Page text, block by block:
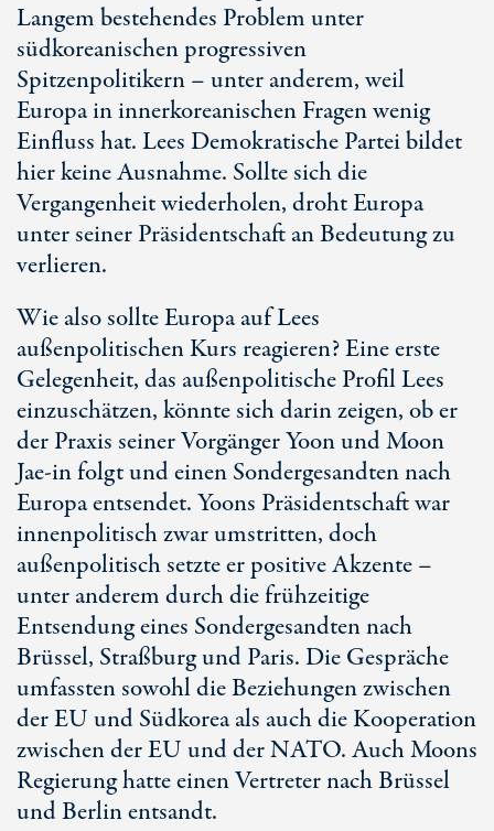
Langem bestehendes Problem unter
südkoreanischen progressiven
Spitzenpolitikern – unter anderem, weil
Europa in innerkoreanischen Fragen wenig
Einfluss hat. Lees Demokratische Partei bildet
hier keine Ausnahme. Sollte sich die
Vergangenheit wiederholen, droht Europa
unter seiner Präsidentschaft an Bedeutung zu
verlieren.
Wie also sollte Europa auf Lees
außenpolitischen Kurs reagieren? Eine erste
Gelegenheit, das außenpolitische Profil Lees
einzuschätzen, könnte sich darin zeigen, ob er
der Praxis seiner Vorgänger Yoon und Moon
Jae-infolgt und einen Sondergesandten nach
Europa entsendet. Yoons Präsidentschaft war
innenpolitisch zwar umstritten, doch
außenpolitisch setzte er positive Akzente –
unter anderem durch die frühzeitige
Entsendung eines Sondergesandten nach
Brüssel, Straßburg und Paris. Die Gespräche
umfassten sowohl die Beziehungen zwischen
der EU und Südkorea als auch die Kooperation
zwischen der EU und der NATO. Auch Moons
Regierung hatte einen Vertreter nach Brüssel
und Berlin entsandt.